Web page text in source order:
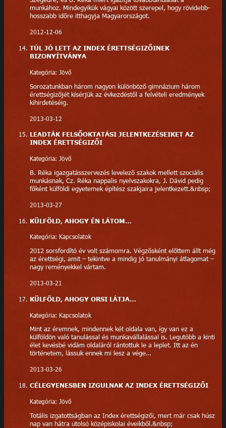
munkához. Mindegyikük vágyai között szerepel, hogy rövidebb-
hosszabb időre itthagyja Magyarországot.
2012-12-06
TÚL JÓ LETT AZ INDEX ÉRETTSÉGIZŐINEK
BIZONYÍTVÁNYA
Kategória: Jövő
Sorozatunkban három nagyon különböző gimnázium három
érettségizőjét kísérjük az évkezdéstől a felvételi eredmények
kihirdetéséig.
2013-03-12
LEADTÁK FELSŐOKTATÁSI JELENTKEZÉSEIKET AZ
INDEX ÉRETTSÉGIZŐI
Kategória: Jövő
B. Réka igazgatásszervezés levelező szakok mellett szociális
munkásnak, Cz. Réka nappalis nyelvszakokra, J. Dávid pedig
főként külföldi egyetemek építész szakjaira jelentkezett.&nbsp;
2013-03-27
KÜLFÖLD, AHOGY ÉN LÁTOM…
Kategória: Kapcsolatok
2012 sorsfordító év volt számomra. Végzősként előttem állt még
az érettségi, amit – tekintve a mindig jó tanulmányi átlagomat –
nagy reményekkel vártam.
2013-03-21
KÜLFÖLD, AHOGY ORSI LÁTJA…
Kategória: Kapcsolatok
Mint az éremnek, mindennek két oldala van, így van ez a
külföldön való tanulással és munkavállalással is. Legutóbb a kinti
élet kevésbé vidám oldaláról rántottuk le a leplet. Itt az én
történetem, lássuk ennek mi lesz a vége…
2013-03-26
CÉLEGYENESBEN IZGULNAK AZ INDEX ÉRETTSÉGIZŐI
Kategória: Jövő
Totális izgatottságban az Index érettségizői, mert már csak húsz
nap van hátra utolsó középiskolai éveikből.&nbsp;